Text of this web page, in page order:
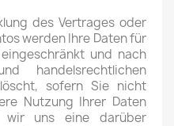
des Vertrages oder
werden Ihre Daten für
und nach
handelsrechtlichen
sofern Sie nicht
Nutzung Ihrer Daten
wir uns eine darüber